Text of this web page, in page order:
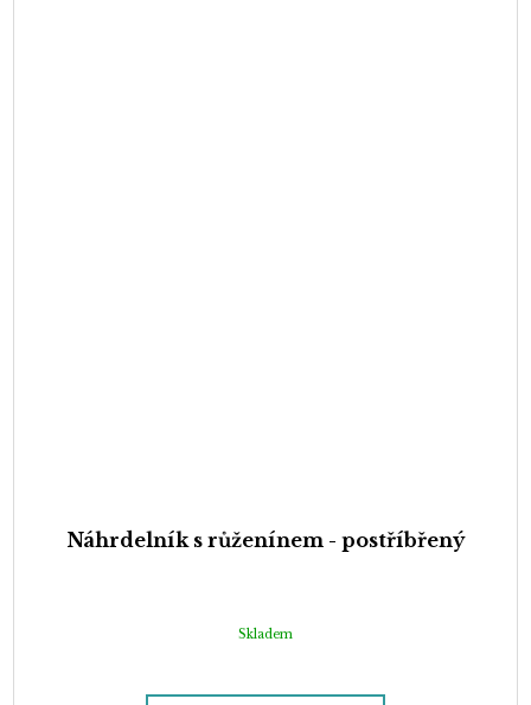
Náhrdelník s růženínem - postříbřený
Skladem